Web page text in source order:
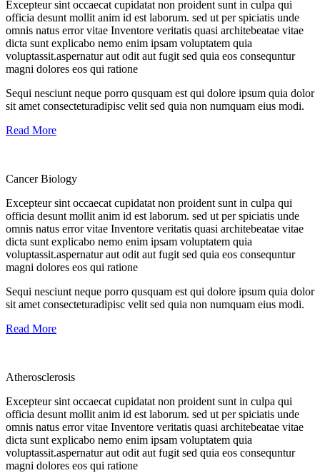
Excepteur sint occaecat cupidatat non proident sunt in culpa qui
officia desunt mollit anim id est laborum. sed ut per spiciatis unde
omnis natus error vitae Inventore veritatis quasi architebeatae vitae
dicta sunt explicabo nemo enim ipsam voluptatem quia
voluptassit.aspernatur aut odit aut fugit sed quia eos consequntur
magni dolores eos qui ratione
Sequi nesciunt neque porro qusquam est qui dolore ipsum quia dolor
sit amet consecteturadipisc velit sed quia non numquam eius modi.
Read More
Cancer Biology
Excepteur sint occaecat cupidatat non proident sunt in culpa qui
officia desunt mollit anim id est laborum. sed ut per spiciatis unde
omnis natus error vitae Inventore veritatis quasi architebeatae vitae
dicta sunt explicabo nemo enim ipsam voluptatem quia
voluptassit.aspernatur aut odit aut fugit sed quia eos consequntur
magni dolores eos qui ratione
Sequi nesciunt neque porro qusquam est qui dolore ipsum quia dolor
sit amet consecteturadipisc velit sed quia non numquam eius modi.
Read More
Atherosclerosis
Excepteur sint occaecat cupidatat non proident sunt in culpa qui
officia desunt mollit anim id est laborum. sed ut per spiciatis unde
omnis natus error vitae Inventore veritatis quasi architebeatae vitae
dicta sunt explicabo nemo enim ipsam voluptatem quia
voluptassit.aspernatur aut odit aut fugit sed quia eos consequntur
magni dolores eos qui ratione